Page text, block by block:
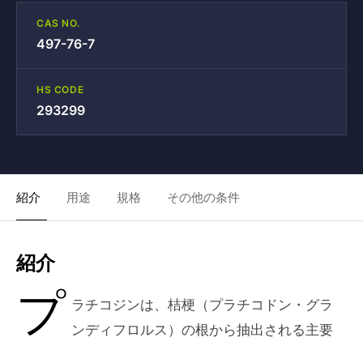
CAS NO.
497-76-7
HS CODE
293299
紹介 用途 規格 その他の条件
紹介
プ ラチコジンは、桔梗（プラチコドン・グラ
ンディフロルス）の根から抽出される主要